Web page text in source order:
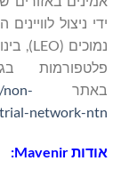
ידי ניצול
באתר non-
network-ntn/
אודותMavenir
: